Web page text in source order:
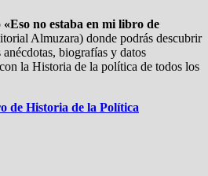
«Eso no estaba en mi libro de
Almuzara) donde podrás descubrir
biografías y datos
la Historia de la política de todos los
de Historia de la Política